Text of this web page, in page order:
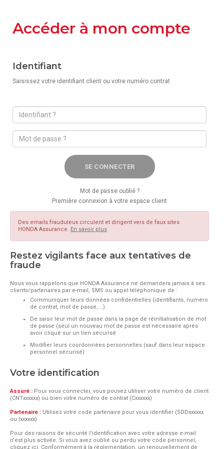
Accéder à mon compte
Identifiant
Saisissez votre identifiant client ou votre numéro contrat
SE CONNECTER
Mot de passe oublié ?
Première connexion à votre espace client
Des emails frauduleux circulent et dirigent vers de faux sites
HONDA Assurance. En savoir plus
Restez vigilants face aux tentatives de
fraude
Nous vous rappelons que HONDA Assurance ne demandera jamais à ses
clients/partenaires par e-mail, SMS ou appel téléphonique de :
Communiquer leurs données confidentielles (identifiants, numéro
de contrat, mot de passe, …)
De saisir leur mot de passe dans la page de réinitialisation de mot
de passe (seul un nouveau mot de passe est nécessaire après
avoir cliqué sur un lien sécurisé
Modifier leurs coordonnées personnelles (sauf dans leur espace
personnel sécurisé)
Votre identification
Assuré : Pour vous connecter, vous pouvez utiliser votre numéro de client
(CNTxxxxxx) ou bien votre numéro de contrat (Cxxxxxx)
Partenaire : Utilisez votre code partenaire pour vous identifier (SDDxxxxxx
ou Ixxxxxx)
Pour des raisons de sécurité l'identification avec votre adresse e-mail
n'est plus activée. Si vous avez oublié ou perdu votre code personnel,
cliquez ici. Conformément à la réglementation, un renouvellement de